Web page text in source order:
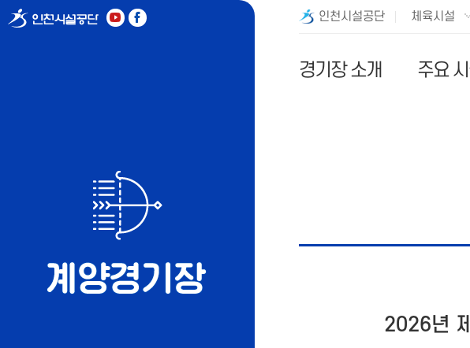
인천시설공단 체육시설
경기장 소개 주요
2026년